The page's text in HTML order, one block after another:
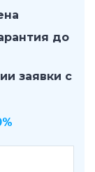
до
заявки с